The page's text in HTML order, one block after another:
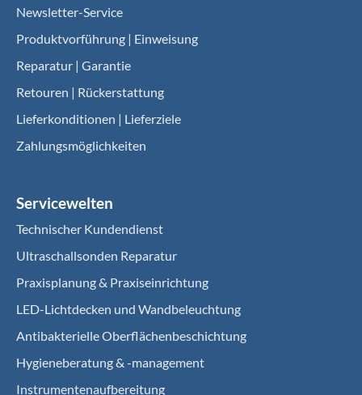
Newsletter-Service
Produktvorführung | Einweisung
Reparatur | Garantie
Retouren | Rückerstattung
Lieferkonditionen | Lieferziele
Zahlungsmöglichkeiten
Servicewelten
Technischer Kundendienst
Ultraschallsonden Reparatur
Praxisplanung & Praxiseinrichtung
LED-Lichtdecken und Wandbeleuchtung
Antibakterielle Oberflächenbeschichtung
Hygieneberatung & -management
Instrumentenaufbereitung